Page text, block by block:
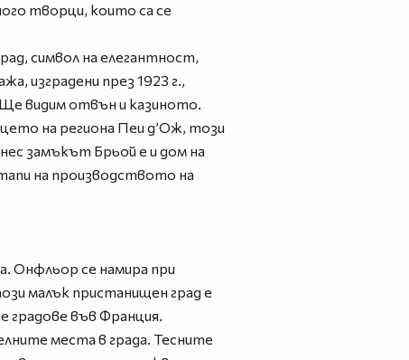
творци, които са се
символ на елегантност,
изградени през 1923 г.,
видим отвън и казиното.
на региона Пеи д’Ож, този
замъкът Брьой е и дом на
на производството на
Онфльор се намира при
малък пристанищен град е
градове във Франция.
места в града. Тесните